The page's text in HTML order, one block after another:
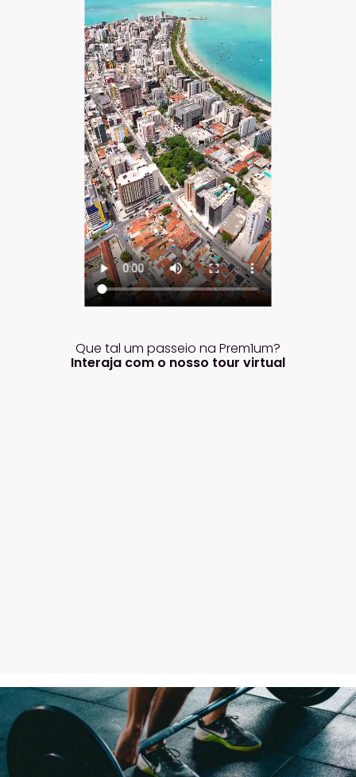
Que tal um passeio na Prem1um?
Interaja com o nosso tour virtual